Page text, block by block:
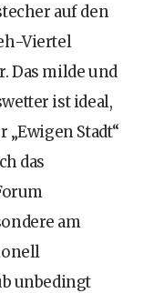
auf den
Viertel
Das milde und
ist ideal,
Stadt“
das
am
unbedingt